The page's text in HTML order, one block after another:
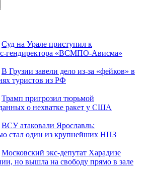
Суд на Урале приступил к
гендиректора «ВСМПО-Ависма»
В Грузии завели дело из-за «фейков» в
туристов из РФ
Трамп пригрозил тюрьмой
о нехватке ракет у США
ВСУ атаковали Ярославль:
стал один из крупнейших НПЗ
Московский экс-депутат Харадизе
но вышла на свободу прямо в зале